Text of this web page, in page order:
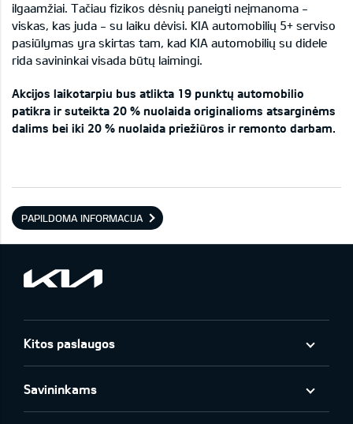
ilgaamžiai. Tačiau fizikos dėsnių paneigti neįmanoma -
viskas, kas juda - su laiku dėvisi. KIA automobilių 5+ serviso
pasiūlymas yra skirtas tam, kad KIA automobilių su didele
rida savininkai visada būtų laimingi.
Akcijos laikotarpiu bus atlikta 19 punktų automobilio
patikra ir suteikta 20 % nuolaida originalioms atsarginėms
dalims bei iki 20 % nuolaida priežiūros ir remonto darbam.
PAPILDOMA INFORMACIJA
Kitos paslaugos
Savininkams